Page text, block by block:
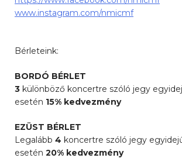
www.instagram.com/nmicmf
Bérleteink:
BORDÓ BÉRLET
3 különböző koncertre szóló jegy
esetén 15% kedvezmény
EZÜST BÉRLET
Legalább 4 koncertre szóló jegy
esetén 20% kedvezmény